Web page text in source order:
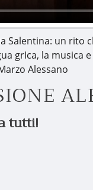
Salentina: un
grIca, la
Alessano
tutti!